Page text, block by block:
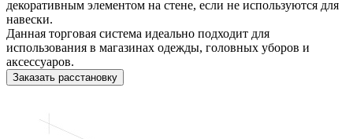
декоративным элементом на стене, если не используются для
навески.
Данная торговая система идеально подходит для
использования в магазинах одежды, головных уборов и
аксессуаров.
Заказать расстановку